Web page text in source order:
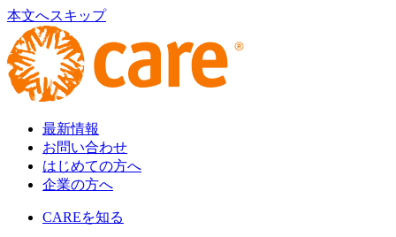
本文へスキップ
最新情報
お問い合わせ
はじめての方へ
企業の方へ
CAREを知る